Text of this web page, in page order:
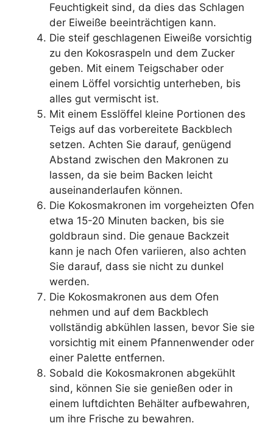
Feuchtigkeit sind, da dies das Schlagen
der Eiweiße beeinträchtigen kann.
Die steif geschlagenen Eiweiße vorsichtig
zu den Kokosraspeln und dem Zucker
geben. Mit einem Teigschaber oder
einem Löffel vorsichtig unterheben, bis
alles gut vermischt ist.
Mit einem Esslöffel kleine Portionen des
Teigs auf das vorbereitete Backblech
setzen. Achten Sie darauf, genügend
Abstand zwischen den Makronen zu
lassen, da sie beim Backen leicht
auseinanderlaufen können.
Die Kokosmakronen im vorgeheizten Ofen
etwa 15-20 Minuten backen, bis sie
goldbraun sind. Die genaue Backzeit
kann je nach Ofen variieren, also achten
Sie darauf, dass sie nicht zu dunkel
werden.
Die Kokosmakronen aus dem Ofen
nehmen und auf dem Backblech
vollständig abkühlen lassen, bevor Sie sie
vorsichtig mit einem Pfannenwender oder
einer Palette entfernen.
Sobald die Kokosmakronen abgekühlt
sind, können Sie sie genießen oder in
einem luftdichten Behälter aufbewahren,
um ihre Frische zu bewahren.